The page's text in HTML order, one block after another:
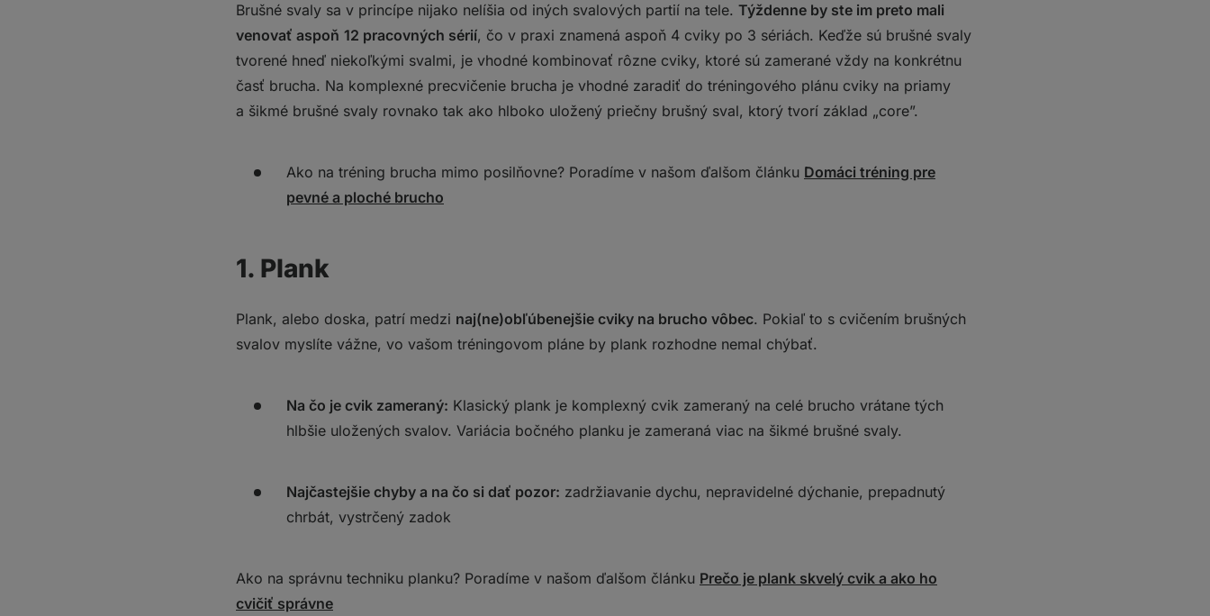
Brušné svaly sa v princípe nijako nelíšia od iných svalových partií na tele. Týždenne by ste im preto mali
venovať aspoň 12 pracovných sérií, čo v praxi znamená aspoň 4 cviky po 3 sériách. Keďže sú brušné svaly
tvorené hneď niekoľkými svalmi, je vhodné kombinovať rôzne cviky, ktoré sú zamerané vždy na konkrétnu
časť brucha. Na komplexné precvičenie brucha je vhodné zaradiť do tréningového plánu cviky na priamy
a šikmé brušné svaly rovnako tak ako hlboko uložený priečny brušný sval, ktorý tvorí základ „core”.
Ako na tréning brucha mimo posilňovne? Poradíme v našom ďalšom článku Domáci tréning pre
pevné a ploché brucho
1. Plank
Plank, alebo doska, patrí medzi naj(ne)obľúbenejšie cviky na brucho vôbec. Pokiaľ to s cvičením brušných
svalov myslíte vážne, vo vašom tréningovom pláne by plank rozhodne nemal chýbať.
Na čo je cvik zameraný: Klasický plank je komplexný cvik zameraný na celé brucho vrátane tých
hlbšie uložených svalov. Variácia bočného planku je zameraná viac na šikmé brušné svaly.
Najčastejšie chyby a na čo si dať pozor: zadržiavanie dychu, nepravidelné dýchanie, prepadnutý
chrbát, vystrčený zadok
Ako na správnu techniku planku? Poradíme v našom ďalšom článku Prečo je plank skvelý cvik a ako ho
cvičiť správne